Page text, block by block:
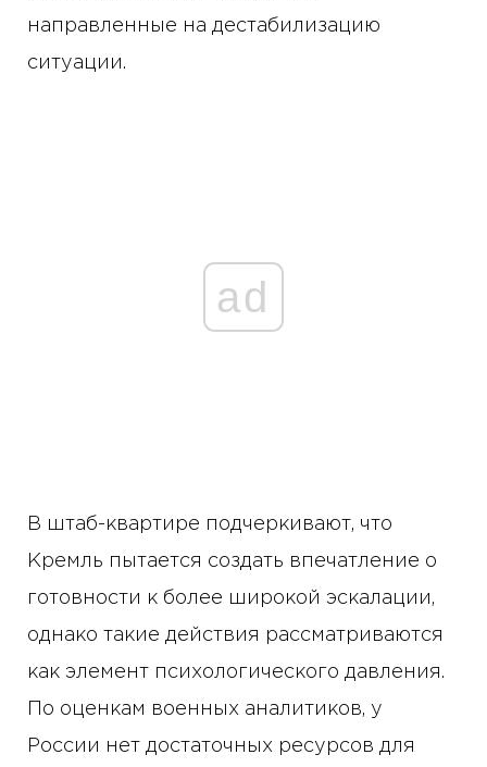
направленные на дестабилизацию
ситуации.
ad
В штаб-квартире подчеркивают, что
Кремль пытается создать впечатление о
готовности к более широкой эскалации,
однако такие действия рассматриваются
как элемент психологического давления.
По оценкам военных аналитиков, у
России нет достаточных ресурсов для